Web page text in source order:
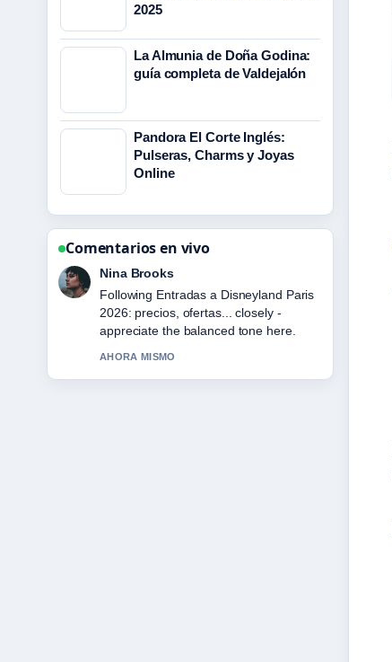
2025
La Almunia de Doña Godina:
guía completa de Valdejalón
Pandora El Corte Inglés:
Pulseras, Charms y Joyas
Online
Comentarios en vivo
Ren Sato
Useful context on Jujutsu Kaisen
temporada 2: guía completa. Please
keep this live thread updated.
3 MIN ATRAS